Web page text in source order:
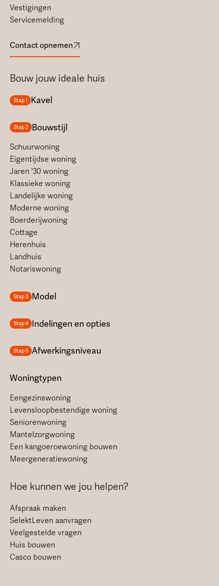
Vestigingen
Servicemelding
Contact opnemen
Bouw jouw ideale huis
Stap 1 Kavel
Stap 2 Bouwstijl
Schuurwoning
Eigentijdse woning
Jaren '30 woning
Klassieke woning
Landelijke woning
Moderne woning
Boerderijwoning
Cottage
Herenhuis
Landhuis
Notariswoning
Stap 3 Model
Stap 4 Indelingen en opties
Stap 5 Afwerkingsniveau
Woningtypen
Eengezinswoning
Levensloopbestendige woning
Seniorenwoning
Mantelzorgwoning
Een kangoeroewoning bouwen
Meergeneratiewoning
Hoe kunnen we jou helpen?
Afspraak maken
SelektLeven aanvragen
Veelgestelde vragen
Huis bouwen
Casco bouwen